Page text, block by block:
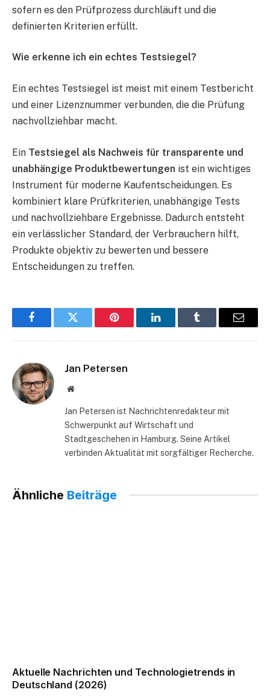
sofern es den Prüfprozess durchläuft und die
definierten Kriterien erfüllt.
Wie erkenne ich ein echtes Testsiegel?
Ein echtes Testsiegel ist meist mit einem Testbericht
und einer Lizenznummer verbunden, die die Prüfung
nachvollziehbar macht.
Ein Testsiegel als Nachweis für transparente und
unabhängige Produktbewertungen ist ein wichtiges
Instrument für moderne Kaufentscheidungen. Es
kombiniert klare Prüfkriterien, unabhängige Tests
und nachvollziehbare Ergebnisse. Dadurch entsteht
ein verlässlicher Standard, der Verbrauchern hilft,
Produkte objektiv zu bewerten und bessere
Entscheidungen zu treffen.
FacebookTwitter Pinterest LinkedInTumblr Email
Jan Petersen
Website
Jan Petersen ist Nachrichtenredakteur mit
Schwerpunkt auf Wirtschaft und
Stadtgeschehen in Hamburg. Seine Artikel
verbinden Aktualität mit sorgfältiger Recherche.
Ähnliche Beiträge
Aktuelle Nachrichten und Technologietrends in
Deutschland (2026)